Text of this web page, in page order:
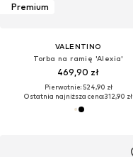
Premium
VALENTINO
Torba na ramię 'Alexia'
469,90 zł
Pierwotnie: 524,90 zł
Ostatnia najniższa cena:312,90 zł